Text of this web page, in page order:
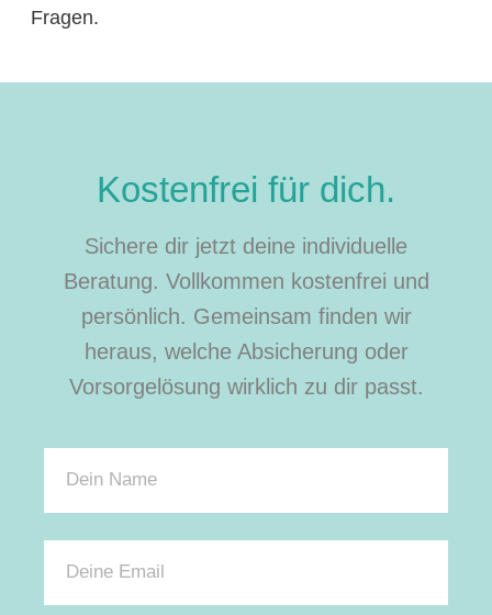
Fragen.
Kostenfrei für dich.
Sichere dir jetzt deine individuelle
Beratung. Vollkommen kostenfrei und
persönlich. Gemeinsam finden wir
heraus, welche Absicherung oder
Vorsorgelösung wirklich zu dir passt.